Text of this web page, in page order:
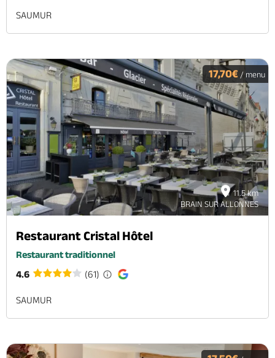
SAUMUR
11.5 km
BRAIN SUR ALLONNES
17,70€ / menu
Restaurant Cristal Hôtel
Restaurant traditionnel
4.6
(61)
SAUMUR